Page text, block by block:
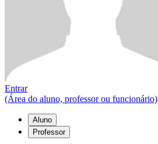
Entrar
(Área do aluno, professor ou funcionário)
Aluno
Professor